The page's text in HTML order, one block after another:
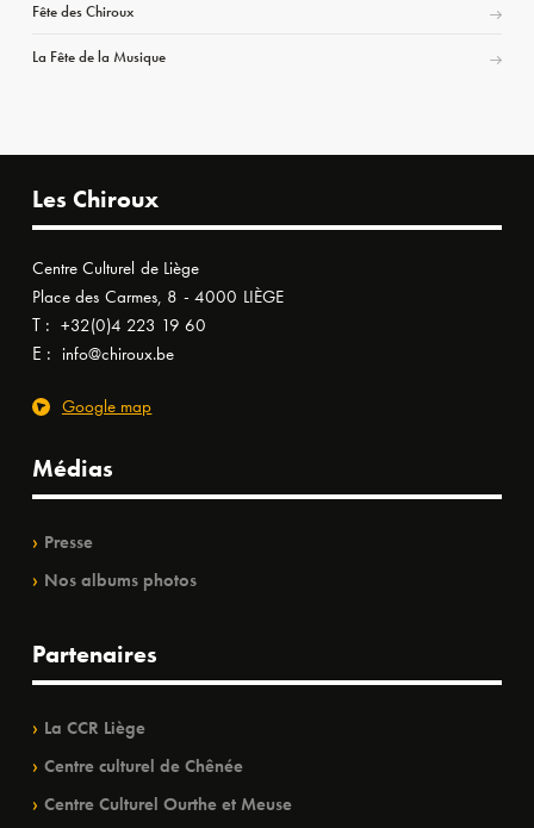
Fête des Chiroux
La Fête de la Musique
Les Chiroux
Centre Culturel de Liège
Place des Carmes, 8 - 4000 LIÈGE
T : +32(0)4 223 19 60
E : info@chiroux.be
Google map
Médias
Presse
Nos albums photos
Partenaires
La CCR Liège
Centre culturel de Chênée
Centre Culturel Ourthe et Meuse